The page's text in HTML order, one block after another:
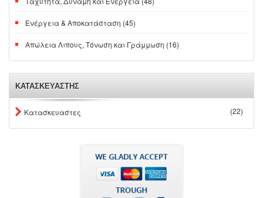
Ενέργεια & Αποκατάσταση (45)
Απώλεια Λιπους, Τόνωση και Γράμμωση (16)
ΚΑΤΑΣΚΕΥΑΣΤΗΣ
Κατασκευαστες (22)